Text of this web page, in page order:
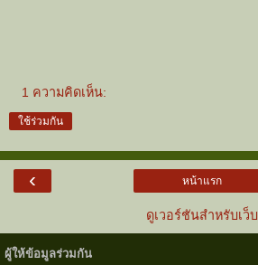
1 ความคิดเห็น:
ใช้ร่วมกัน
‹ หน้าแรก
ดูเวอร์ชันสำหรับเว็บ
ผู้ให้ข้อมูลร่วมกัน